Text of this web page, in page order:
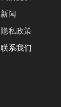
新闻
隐私政策
联系我们